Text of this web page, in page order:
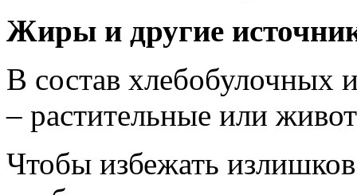
Жиры и другие
В состав хлебобулочных
– растительные или
Чтобы избежать